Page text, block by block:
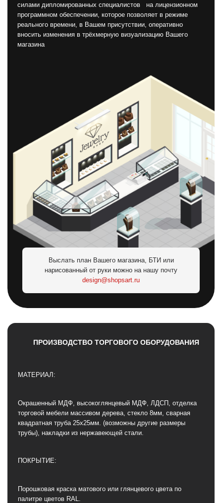
силами дипломированных специалистов на лицензионном
программном обеспечении, которое позволяет в режиме
реального времени, в Вашем присутствии, оперативно
вносить изменения в трёхмерную визуализацию Вашего
магазина
Выслать план Вашего магазина, БТИ или
нарисованный от руки можно на нашу почту
design@shopsart.ru
ПРОИЗВОДСТВО ТОРГОВОГО ОБОРУДОВАНИЯ
МАТЕРИАЛ:
Окрашенный МДФ, высокоглянцевый МДФ, ЛДСП, отделка
торговой мебели массивом дерева, стекло 8мм, сварная
квадратная труба 25х25мм. (возможны другие размеры
трубы), накладки из нержавеющей стали.
ПОКРЫТИЕ:
Порошковая краска матового или глянцевого цвета по
палитре цветов RAL.